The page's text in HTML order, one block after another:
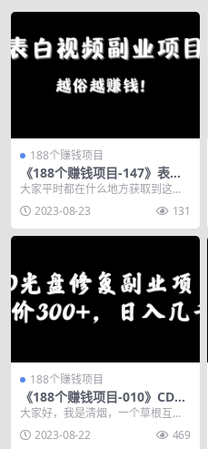
188个赚钱项目
《188个赚钱项目-147》表白
视频副业项目，越俗越赚钱！
大家平时都在什么地方获取到这种
项目呢？最近在抖音上面看到有一
个表白相关的项目，其...
2023-08-23 131
188个赚钱项目
《188个赚钱项目-010》CD光
盘修复副业项目，修复单价30
大家好，我是清烟，一个草根互联
网创业者，致力打造长期被动收益
项目，专注于研究用一...
2023-08-22 469